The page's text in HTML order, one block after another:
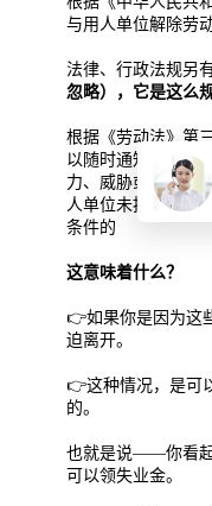
与用人单位解除劳
法律、行政法规另
忽略），它是这么
根据《劳动法》第
以随时通知解除劳
力、威胁或者非法
人单位未按照劳动
条件的
这意味着什么？
👉如果你是因为这
迫离开。
👉这种情况，是可
的。
也就是说——你看起
可以领失业金。